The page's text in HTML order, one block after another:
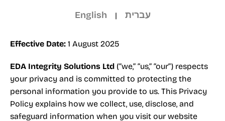
English | עברית
Effective Date: 1 August 2025
EDA Integrity Solutions Ltd (“we,” “us,” “our”) respects
your privacy and is committed to protecting the
personal information you provide to us. This Privacy
Policy explains how we collect, use, disclose, and
safeguard information when you visit our website